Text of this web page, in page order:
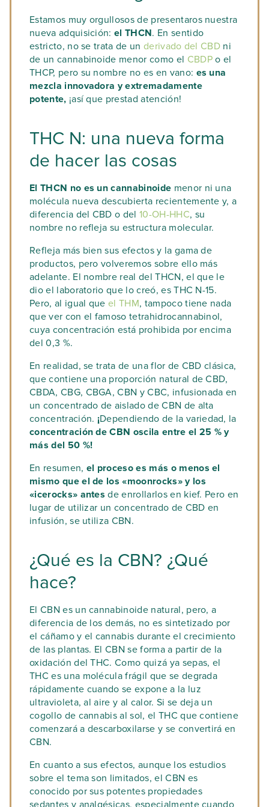
Estamos muy orgullosos de presentaros nuestra
nueva adquisición:el THCN. En sentido
estricto, no se trata de un derivado del CBD ni
de un cannabinoide menor como el CBDPo el
THCP, pero su nombre no es en vano: es una
mezcla innovadora y extremadamente
potente, ¡así que prestad atención!
THC N: una nueva forma
de hacer las cosas
El THCN no es un cannabinoide menor ni una
molécula nueva descubierta recientemente y, a
diferencia del CBD o del10-OH-HHC, su
nombre no refleja su estructura molecular.
Refleja más bien sus efectos y la gama de
productos, pero volveremos sobre ello más
adelante. El nombre real del THCN, el que le
dio el laboratorio que lo creó, es THC N-15.
Pero, al igual queel THM, tampoco tiene nada
que ver con el famoso tetrahidrocannabinol,
cuya concentración está prohibida por encima
del 0,3 %.
En realidad, se trata de una flor de CBD clásica,
que contiene una proporción natural de CBD,
CBDA, CBG, CBGA, CBN y CBC, infusionada en
un concentrado de aislado de CBN de alta
concentración. ¡Dependiendo de la variedad, la
concentración de CBN oscila entre el 25 % y
más del 50 %!
En resumen, el proceso es más o menos el
mismo que el de los «moonrocks» y los
«icerocks» antesde enrollarlos en kief. Pero en
lugar de utilizar un concentrado de CBD en
infusión, se utiliza CBN.
¿Qué es la CBN? ¿Qué
hace?
El CBN es un cannabinoide natural, pero, a
diferencia de los demás, no es sintetizado por
el cáñamo y el cannabis durante el crecimiento
de las plantas. El CBN se forma a partir de la
oxidación del THC. Como quizá ya sepas, el
THC es una molécula frágil que se degrada
rápidamente cuando se expone a la luz
ultravioleta, al aire y al calor. Si se deja un
cogollo de cannabis al sol, el THC que contiene
comenzará a descarboxilarse y se convertirá en
CBN.
En cuanto a sus efectos, aunque los estudios
sobre el tema son limitados, el CBN es
conocido por sus potentes propiedades
sedantes y analgésicas, especialmente cuando